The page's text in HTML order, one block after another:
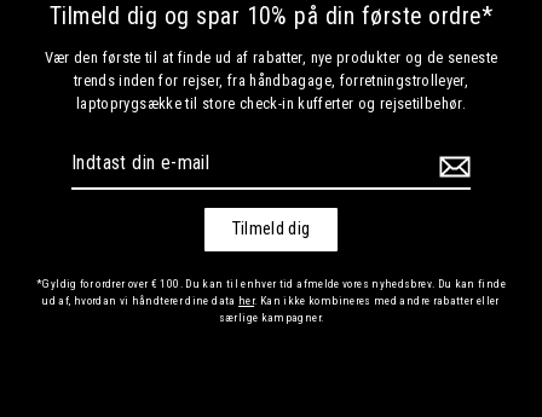
Tilmeld dig og spar 10% på din første ordre*
Vær den første til at finde ud af rabatter, nye produkter og de seneste
trends inden for rejser, fra håndbagage, forretningstrolleyer,
laptoprygsække til store check-in kufferter og rejsetilbehør.
Tilmeld dig
*Gyldig for ordrer over € 100. Du kan til enhver tid afmelde vores nyhedsbrev. Du kan finde
ud af, hvordan vi håndterer dine data her. Kan ikke kombineres med andre rabatter eller
særlige kampagner.